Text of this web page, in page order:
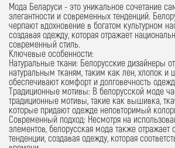
Мода Беларуси - это уникальное сочетание
элегантности и современных тенденций.
черпают вдохновение в богатом культурном
создавая одежду, которая отражает
современный стиль.
Ключевые особенности:
Натуральные ткани: Белорусские дизайнеры
натуральным тканям, таким как лен, хлопок и
обеспечивают комфорт и долговечность
Традиционные мотивы: В белорусской моде
традиционные мотивы, такие как вышивка,
которые придают одежде неповторимый
Современный подход: Несмотря на
элементов, белорусская мода также
тенденции, создавая одежду, которая